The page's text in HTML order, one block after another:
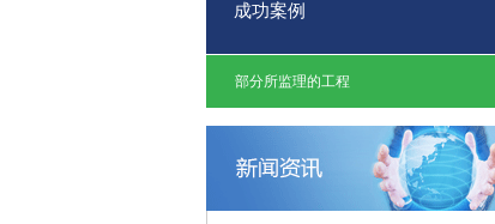
成功案例
部分所监理的工程